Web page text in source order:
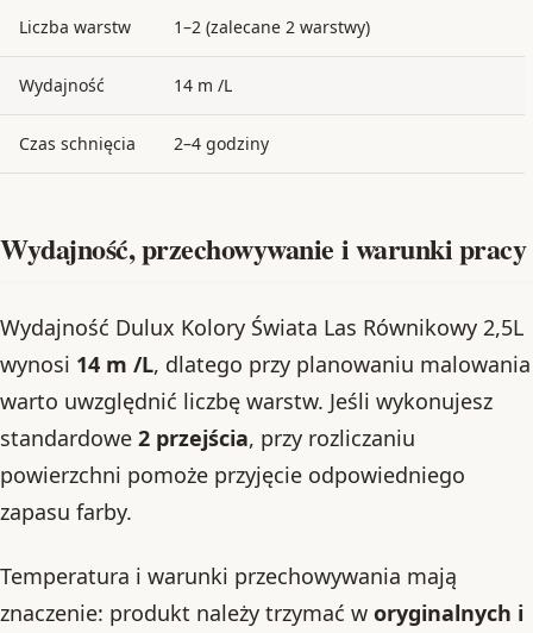
Liczba warstw 1–2 (zalecane 2 warstwy)
Wydajność 14 m /L
Czas schnięcia 2–4 godziny
Wydajność, przechowywanie i warunki pracy
Wydajność Dulux Kolory Świata Las Równikowy 2,5L
wynosi 14 m /L, dlatego przy planowaniu malowania
warto uwzględnić liczbę warstw. Jeśli wykonujesz
standardowe 2 przejścia, przy rozliczaniu
powierzchni pomoże przyjęcie odpowiedniego
zapasu farby.
Temperatura i warunki przechowywania mają
znaczenie: produkt należy trzymać w oryginalnych i